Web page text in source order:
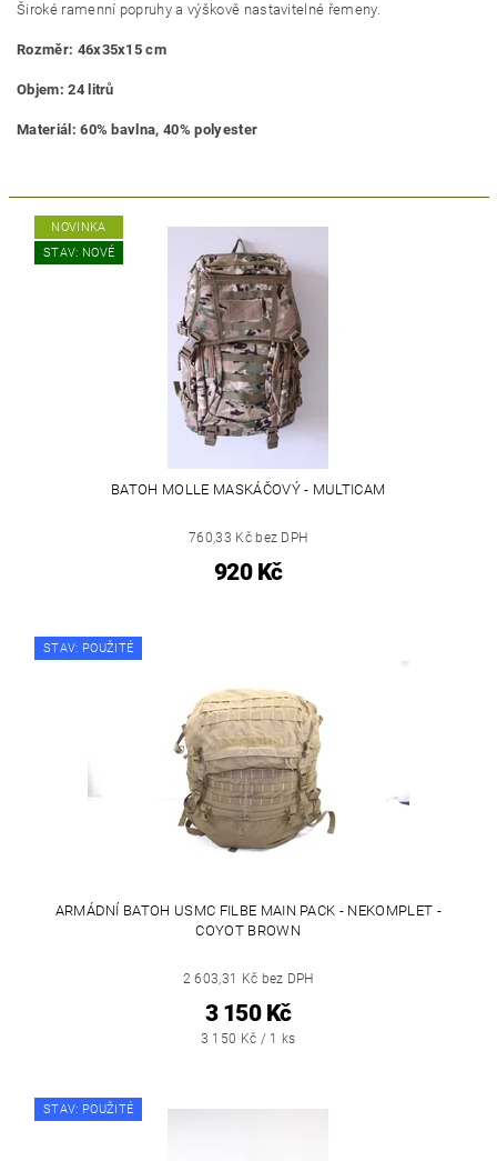
Široké ramenní popruhy a výškově nastavitelné řemeny.
Rozměr: 46x35x15 cm
Objem: 24 litrů
Materiál: 60% bavlna, 40% polyester
NOVINKA
STAV: NOVÉ
BATOH MOLLE MASKÁČOVÝ - MULTICAM
760,33 Kč bez DPH
920 Kč
STAV: POUŽITÉ
ARMÁDNÍ BATOH USMC FILBE MAIN PACK - NEKOMPLET -
COYOT BROWN
2 603,31 Kč bez DPH
3 150 Kč
3 150 Kč / 1 ks
STAV: POUŽITÉ